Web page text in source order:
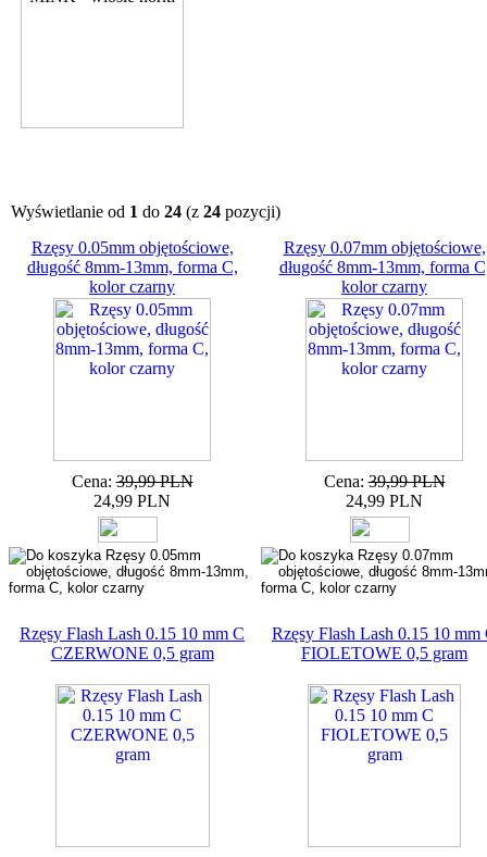
Wyświetlanie od 1 do 24 (z 24 pozycji)
Rzęsy 0.05mm objętościowe,
długość 8mm-13mm, forma C,
kolor czarny
Cena: 39,99 PLN
24,99 PLN
Rzęsy 0.07mm objętościowe,
długość 8mm-13mm, forma
kolor czarny
Cena: 39,99 PLN
24,99 PLN
Rzęsy Flash Lash 0.15 10 mm C
CZERWONE 0,5 gram
Rzęsy Flash Lash 0.15 10 mm
FIOLETOWE 0,5 gram